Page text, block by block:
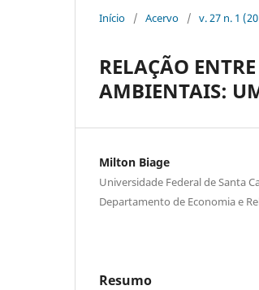
Início / Acervo / v. 27 n. 1
RELAÇÃO
AMBIENTAIS:
Milton Biage
Universidade Federal de Santa
Departamento de Economia e
Resumo